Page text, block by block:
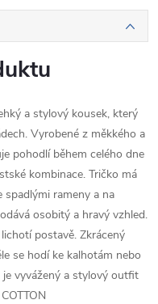
a stylový kousek, který
Vyrobené z měkkého a
pohodlí během celého dne
kombinace. Tričko má
spadlými rameny a na
osobitý a hravý vzhled.
postavě. Zkrácený
se hodí ke kalhotám nebo
vyvážený a stylový outfit